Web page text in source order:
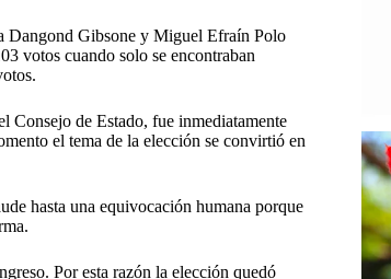
Dangond Gibsone y Miguel Efraín Polo
votos cuando solo se encontraban
Consejo de Estado, fue inmediatamente
el tema de la elección se convirtió en
hasta una equivocación humana porque
Por esta razón la elección quedó